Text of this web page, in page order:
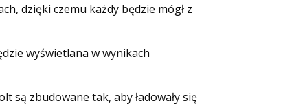
dzięki czemu każdy będzie mógł z
wyświetlana w wynikach
są zbudowane tak, aby ładowały się